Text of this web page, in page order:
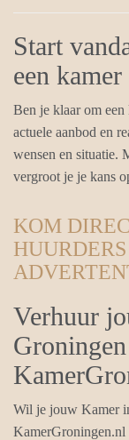
Start
een
Ben je klaar om
actuele aanbod en
wensen en situatie.
vergroot je je kans
KOM
Verhuur
Wil je jouw Kamer
KamerGroningen.nl